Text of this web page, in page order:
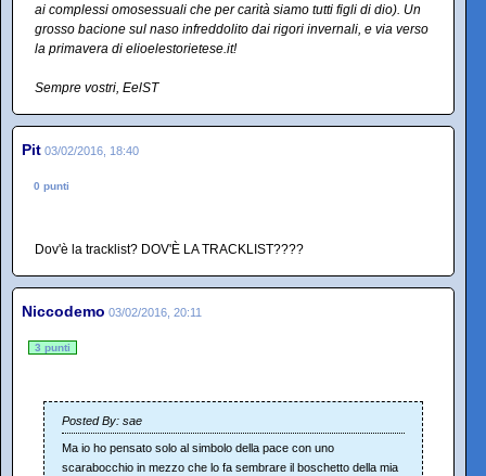
ai complessi omosessuali che per carità siamo tutti figli di dio). Un
grosso bacione sul naso infreddolito dai rigori invernali, e via verso
la primavera di elioelestorietese.it!
Sempre vostri, EelST
Pit 03/02/2016, 18:40
0 punti
Dov'è la tracklist? DOV'È LA TRACKLIST????
Niccodemo 03/02/2016, 20:11
3 punti
Posted By: sae
Ma io ho pensato solo al simbolo della pace con uno
scarabocchio in mezzo che lo fa sembrare il boschetto della mia